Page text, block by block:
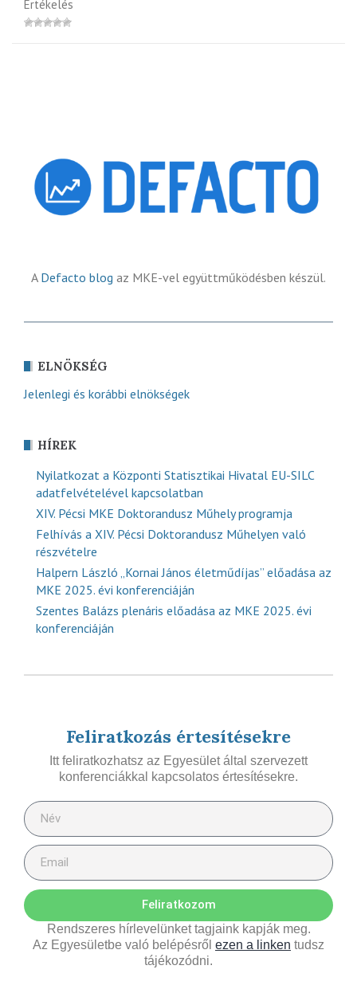
Értékelés
A Defacto blog az MKE-vel együttműködésben készül.
ELNÖKSÉG
Jelenlegi és korábbi elnökségek
HÍREK
Nyilatkozat a Központi Statisztikai Hivatal EU-SILC
adatfelvételével kapcsolatban
XIV. Pécsi MKE Doktorandusz Műhely programja
Felhívás a XIV. Pécsi Doktorandusz Műhelyen való
részvételre
Halpern László „Kornai János életműdíjas” előadása az
MKE 2025. évi konferenciáján
Szentes Balázs plenáris előadása az MKE 2025. évi
konferenciáján
Feliratkozás értesítésekre
Itt feliratkozhatsz az Egyesület által szervezett
konferenciákkal kapcsolatos értesítésekre.
Feliratkozom
Rendszeres hírlevelünket tagjaink kapják meg.
Az Egyesületbe való belépésről ezen a linken tudsz
tájékozódni.